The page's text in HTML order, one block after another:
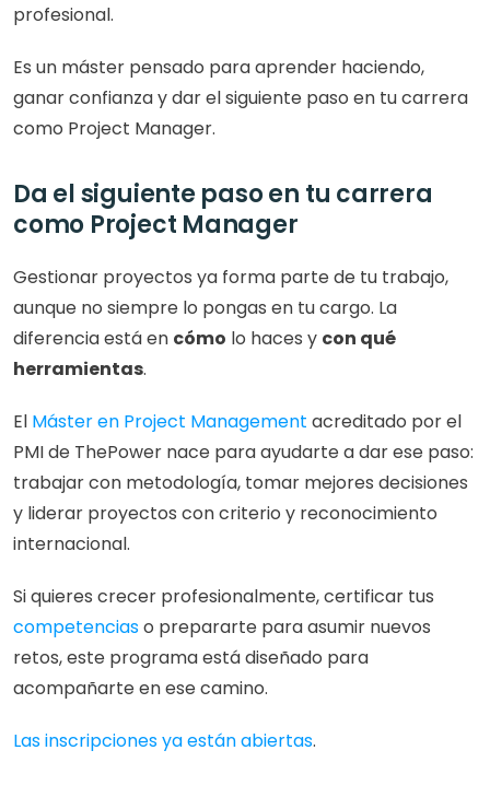
profesional.
Es un máster pensado para aprender haciendo,
ganar confianza y dar el siguiente paso en tu carrera
como Project Manager.
Da el siguiente paso en tu carrera
como Project Manager
Gestionar proyectos ya forma parte de tu trabajo,
aunque no siempre lo pongas en tu cargo. La
diferencia está en cómo lo haces y con qué
herramientas.
El Máster en Project Management acreditado por el
PMI de ThePower nace para ayudarte a dar ese paso:
trabajar con metodología, tomar mejores decisiones
y liderar proyectos con criterio y reconocimiento
internacional.
competencias o prepararte para asumir nuevos
retos, este programa está diseñado para
acompañarte en ese camino.
Las inscripciones ya están abiertas.